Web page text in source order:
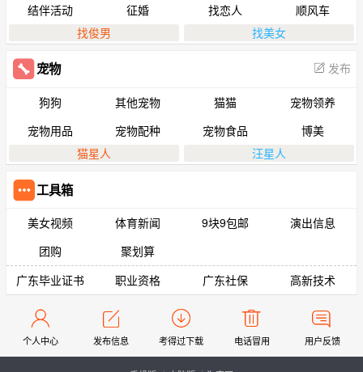
结伴活动
征婚 找恋人
顺风车
找俊男
找美女
宠物 发布
狗狗 其他宠物 猫猫
宠物领养
宠物用品
宠物配种 宠物食品
博美
猫星人
汪星人
工具箱
美女视频 体育新闻 9块9包邮
演出信息
团购
聚划算
广东毕业证书
职业资格 广东社保 高新技术
个人中心 发布信息 考得过下载 电话冒用 用户反馈